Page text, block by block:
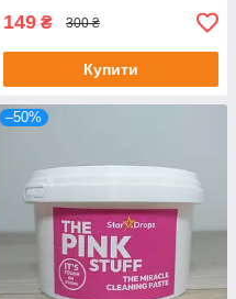
149 ₴ 300 ₴
Купити
–50%